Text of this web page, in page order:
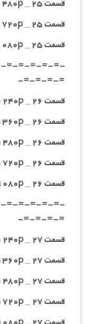
قسمت ۲۵ _ ۴۸۰p : | لینک مستقیم |دوبله فارسی
قسمت ۲۵ _ ۷۲۰p : | لینک مستقیم |دوبله فارسی
قسمت ۲۵ _ ۱۰۸۰p : | لینک مستقیم | دوبله فارسی
=-=-=-=-=-
=-=-=-=-
قسمت ۲۶ _ ۲۴۰p : | لینک مستقیم |دوبله فارسی
قسمت ۲۶ _ ۳۶۰p : | لینک مستقیم |دوبله فارسی
قسمت ۲۶ _ ۴۸۰p : | لینک مستقیم |دوبله فارسی
قسمت ۲۶ _ ۷۲۰p : | لینک مستقیم |دوبله فارسی
قسمت ۲۶ _ ۱۰۸۰p : | لینک مستقیم | دوبله فارسی
=-=-=-=-=-
=-=-=-=-
قسمت ۲۷ _ ۲۴۰p : | لینک مستقیم |دوبله فارسی
قسمت ۲۷ _ ۳۶۰p : | لینک مستقیم |دوبله فارسی
قسمت ۲۷ _ ۴۸۰p : | لینک مستقیم |دوبله فارسی
قسمت ۲۷ _ ۷۲۰p : | لینک مستقیم |دوبله فارسی